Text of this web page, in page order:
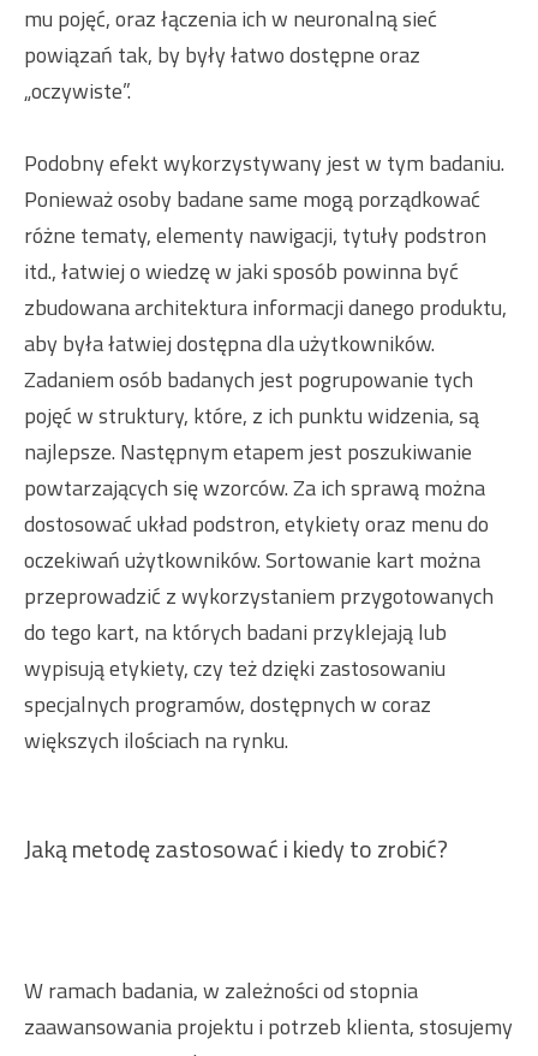
mu pojęć, oraz łączenia ich w neuronalną sieć
powiązań tak, by były łatwo dostępne oraz
„oczywiste”.
Podobny efekt wykorzystywany jest w tym badaniu.
Ponieważ osoby badane same mogą porządkować
różne tematy, elementy nawigacji, tytuły podstron
itd., łatwiej o wiedzę w jaki sposób powinna być
zbudowana architektura informacji danego produktu,
aby była łatwiej dostępna dla użytkowników.
Zadaniem osób badanych jest pogrupowanie tych
pojęć w struktury, które, z ich punktu widzenia, są
najlepsze. Następnym etapem jest poszukiwanie
powtarzających się wzorców. Za ich sprawą można
dostosować układ podstron, etykiety oraz menu do
oczekiwań użytkowników. Sortowanie kart można
przeprowadzić z wykorzystaniem przygotowanych
do tego kart, na których badani przyklejają lub
wypisują etykiety, czy też dzięki zastosowaniu
specjalnych programów, dostępnych w coraz
większych ilościach na rynku.
Jaką metodę zastosować i kiedy to zrobić?
W ramach badania, w zależności od stopnia
zaawansowania projektu i potrzeb klienta, stosujemy